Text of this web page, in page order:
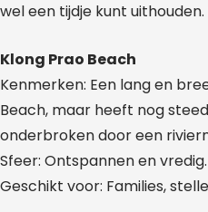
wel een tijdje kunt
Klong Prao Beach
Kenmerken: Een lang en
Beach, maar heeft nog
onderbroken door een
Sfeer: Ontspannen en
Geschikt voor: Families,